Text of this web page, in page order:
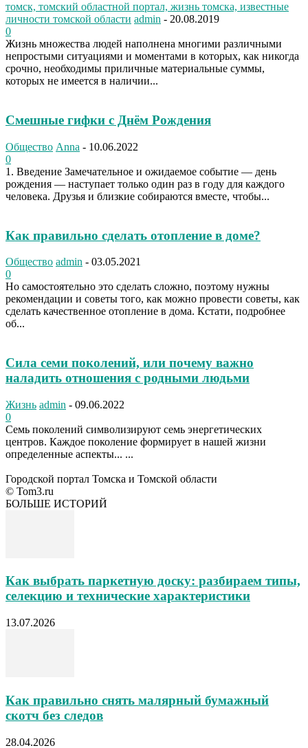
томск, томский областной портал, жизнь томска, известные
личности томской области admin - 20.08.2019
0
Жизнь множества людей наполнена многими различными
непростыми ситуациями и моментами в которых, как никогда
срочно, необходимы приличные материальные суммы,
которых не имеется в наличии...
Смешные гифки с Днём Рождения
Общество Anna - 10.06.2022
0
1. Введение Замечательное и ожидаемое событие — день
рождения — наступает только один раз в году для каждого
человека. Друзья и близкие собираются вместе, чтобы...
Как правильно сделать отопление в доме?
Общество admin - 03.05.2021
0
Но самостоятельно это сделать сложно, поэтому нужны
рекомендации и советы того, как можно провести советы, как
сделать качественное отопление в дома. Кстати, подробнее
об...
Сила семи поколений, или почему важно
наладить отношения с родными людьми
Жизнь admin - 09.06.2022
0
Семь поколений символизируют семь энергетических
центров. Каждое поколение формирует в нашей жизни
определенные аспекты... ...
Городской портал Томска и Томской области
© Tom3.ru
БОЛЬШЕ ИСТОРИЙ
Как выбрать паркетную доску: разбираем типы,
селекцию и технические характеристики
13.07.2026
Как правильно снять малярный бумажный
скотч без следов
28.04.2026